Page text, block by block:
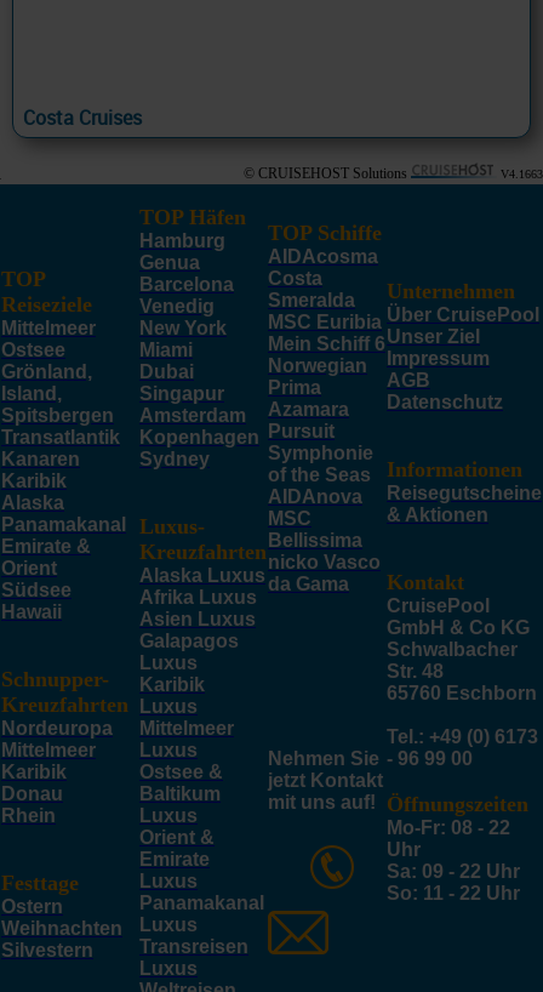
Costa Cruises
© CRUISEHOST Solutions V4.1663
TOP
Reiseziele
Mittelmeer
Ostsee
Grönland,
Island,
Spitsbergen
Transatlantik
Kanaren
Karibik
Alaska
Panamakanal
Emirate &
Orient
Südsee
Hawaii
Schnupper-
Kreuzfahrten
Nordeuropa
Mittelmeer
Karibik
Donau
Rhein
Festtage
Ostern
Weihnachten
Silvestern
TOP Häfen
Hamburg
Genua
Barcelona
Venedig
New York
Miami
Dubai
Singapur
Amsterdam
Kopenhagen
Sydney
Luxus-
Kreuzfahrten
Alaska Luxus
Afrika Luxus
Asien Luxus
Galapagos
Luxus
Karibik
Luxus
Mittelmeer
Luxus
Ostsee &
Baltikum
Luxus
Orient &
Emirate
Luxus
Panamakanal
Luxus
Transreisen
Luxus
TOP Schiffe
AIDAcosma
Costa
Smeralda
MSC Euribia
Mein Schiff 6
Norwegian
Prima
Azamara
Pursuit
Symphonie
of the Seas
AIDAnova
MSC
Bellissima
nicko Vasco
da Gama
Nehmen Sie
jetzt Kontakt
mit uns auf!
Unternehmen
Über CruisePool
Unser Ziel
Impressum
AGB
Datenschutz
Informationen
Reisegutscheine
& Aktionen
Kontakt
CruisePool
GmbH & Co KG
Schwalbacher
Str. 48
65760 Eschborn
Tel.: +49 (0) 6173
- 96 99 00
Öffnungszeiten
Mo-Fr: 08 - 22
Uhr
Sa: 09 - 22 Uhr
So: 11 - 22 Uhr